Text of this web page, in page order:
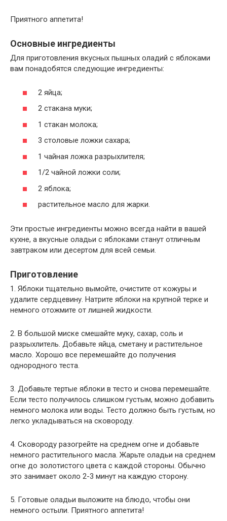
Приятного аппетита!
Основные ингредиенты
Для приготовления вкусных пышных оладий с яблоками
вам понадобятся следующие ингредиенты:
2 яйца;
2 стакана муки;
1 стакан молока;
3 столовые ложки сахара;
1 чайная ложка разрыхлителя;
1/2 чайной ложки соли;
2 яблока;
растительное масло для жарки.
Эти простые ингредиенты можно всегда найти в вашей
кухне, а вкусные оладьи с яблоками станут отличным
завтраком или десертом для всей семьи.
Приготовление
1. Яблоки тщательно вымойте, очистите от кожуры и
удалите сердцевину. Натрите яблоки на крупной терке и
немного отожмите от лишней жидкости.
2. В большой миске смешайте муку, сахар, соль и
разрыхлитель. Добавьте яйца, сметану и растительное
масло. Хорошо все перемешайте до получения
однородного теста.
3. Добавьте тертые яблоки в тесто и снова перемешайте.
Если тесто получилось слишком густым, можно добавить
немного молока или воды. Тесто должно быть густым, но
легко укладываться на сковороду.
4. Сковороду разогрейте на среднем огне и добавьте
немного растительного масла. Жарьте оладьи на среднем
огне до золотистого цвета с каждой стороны. Обычно
это занимает около 2-3 минут на каждую сторону.
5. Готовые оладьи выложите на блюдо, чтобы они
немного остыли. Приятного аппетита!